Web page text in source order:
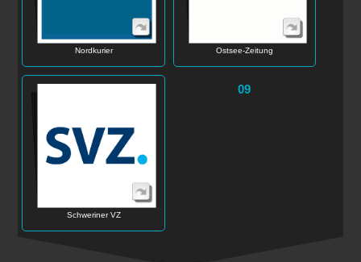
Nordkurier Ostsee-Zeitung
Schweriner VZ
09